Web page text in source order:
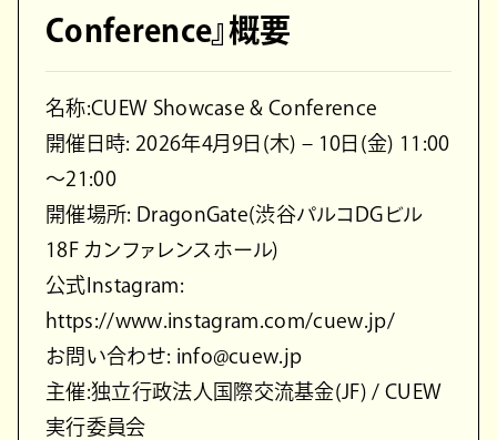
Conference』概要
名称:CUEW Showcase & Conference
開催日時: 2026年4月9日(木) – 10日(金) 11:00
〜21:00
開催場所: DragonGate(渋谷パルコDGビル
18F カンファレンスホール)
公式Instagram:
https://www.instagram.com/cuew.jp/
お問い合わせ: info@cuew.jp
主催:独立行政法人国際交流基金(JF) / CUEW
実行委員会